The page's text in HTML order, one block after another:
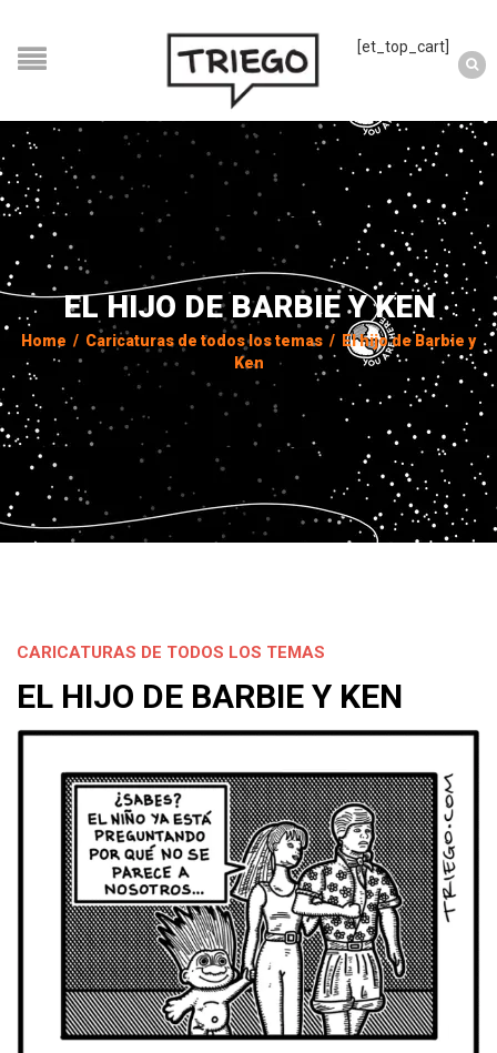
[et_top_cart]
EL HIJO DE BARBIE Y KEN
Home / Caricaturas de todos los temas / El hijo de Barbie y
Ken
CARICATURAS DE TODOS LOS TEMAS
EL HIJO DE BARBIE Y KEN